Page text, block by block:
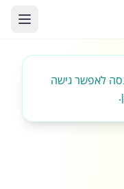
לאפשר גישה